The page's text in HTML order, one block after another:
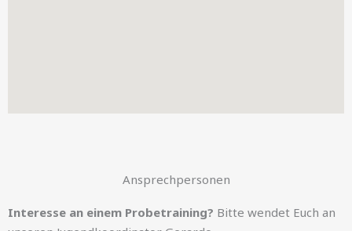
Ansprechpersonen
Interesse an einem Probetraining? Bitte wendet Euch an